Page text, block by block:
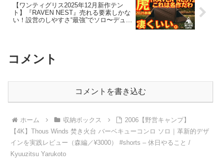
【ワンティグリス2025年12月新作テン
ト】『RAVEN NEST』売れる要素しかな
い！設営のしやすさ“最強”でソロ〜デュオ
コメント
コメントを書き込む
ホーム 収納ボックス
2006【野営キャンプ】
【4K】Thous Winds 焚き火台 バーベキューコンロ ソロ｜革新的デザ
インを実践レビュー（森編／¥3000） #shorts – 休日やること /
Kyuuzitsu Yarukoto